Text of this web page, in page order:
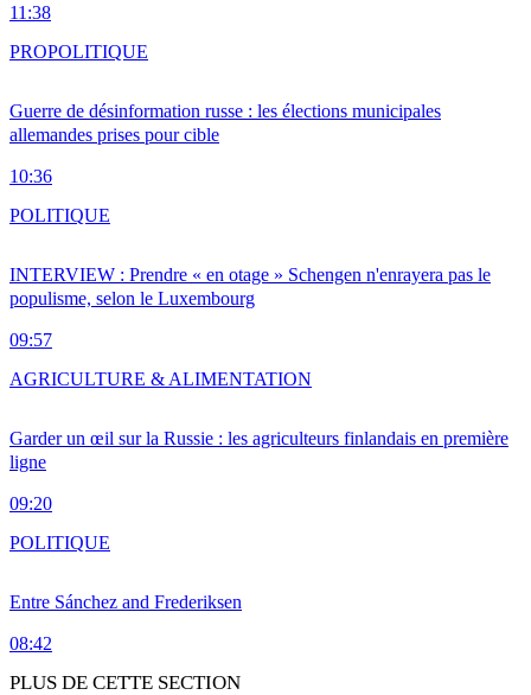
11:38
Guerre de désinformation russe : les élections municipales
allemandes prises pour cible
10:36
PROPOLITIQUE
INTERVIEW : Prendre « en otage » Schengen n'enrayera pas le
populisme, selon le Luxembourg
09:57
POLITIQUE
Garder un œil sur la Russie : les agriculteurs finlandais en première
ligne
09:20
AGRICULTURE & ALIMENTATION
Entre Sánchez and Frederiksen
08:42
POLITIQUE
PLUS DE CETTE SECTION